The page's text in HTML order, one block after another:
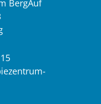
BergAuf